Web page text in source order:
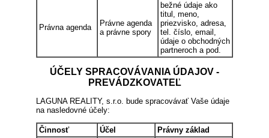
Právna agenda
Právne agenda
a právne spory
bežné údaje ako
titul, meno,
priezvisko, adresa,
tel. číslo, email,
údaje o obchodných
partneroch a pod.
ÚČELY SPRACOVÁVANIA ÚDAJOV -
PREVÁDZKOVATEĽ
LAGUNA REALITY, s.r.o. bude spracovávať Vaše údaje
na nasledovné účely:
Činnosť Účel Právny základ